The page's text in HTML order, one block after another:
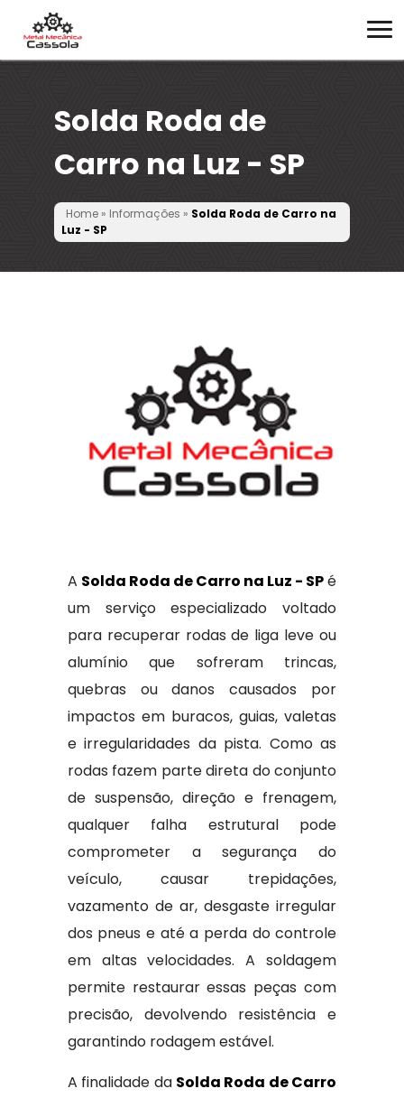
Solda Roda de
Carro na Luz - SP
Home» Informações » Solda Roda de Carro na
Luz - SP
A Solda Roda de Carro na Luz - SPé
um serviço especializado voltado
para recuperar rodas de liga leve ou
alumínio que sofreram trincas,
quebras ou danos causados por
impactos em buracos, guias, valetas
e irregularidades da pista. Como as
rodas fazem parte direta do conjunto
de suspensão, direção e frenagem,
qualquer falha estrutural pode
comprometer a segurança do
veículo, causar trepidações,
vazamento de ar, desgaste irregular
dos pneus e até a perda do controle
em altas velocidades. A soldagem
permite restaurar essas peças com
precisão, devolvendo resistência e
garantindo rodagem estável.
A finalidade da Solda Roda de Carro